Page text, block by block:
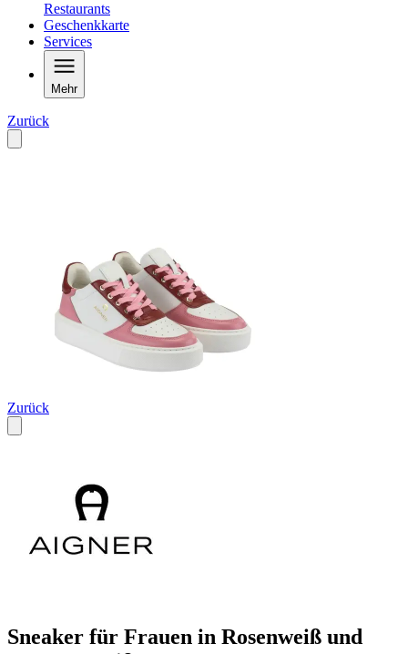
Restaurants
Geschenkkarte
Services
Mehr
Zurück
Zurück
Sneaker für Frauen in Rosenweiß und